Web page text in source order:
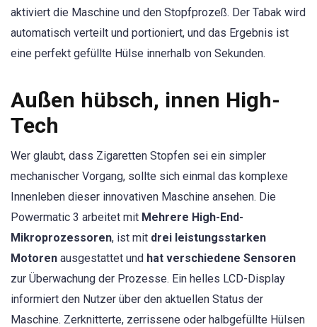
aktiviert die Maschine und den Stopfprozeß. Der Tabak wird
automatisch verteilt und portioniert, und das Ergebnis ist
eine perfekt gefüllte Hülse innerhalb von Sekunden.
Außen hübsch, innen High-
Tech
Wer glaubt, dass Zigaretten Stopfen sei ein simpler
mechanischer Vorgang, sollte sich einmal das komplexe
Innenleben dieser innovativen Maschine ansehen. Die
Powermatic 3 arbeitet mit Mehrere High-End-
Mikroprozessoren, ist mit drei leistungsstarken
Motoren ausgestattet und hat verschiedene Sensoren
zur Überwachung der Prozesse. Ein helles LCD-Display
informiert den Nutzer über den aktuellen Status der
Maschine. Zerknitterte, zerrissene oder halbgefüllte Hülsen